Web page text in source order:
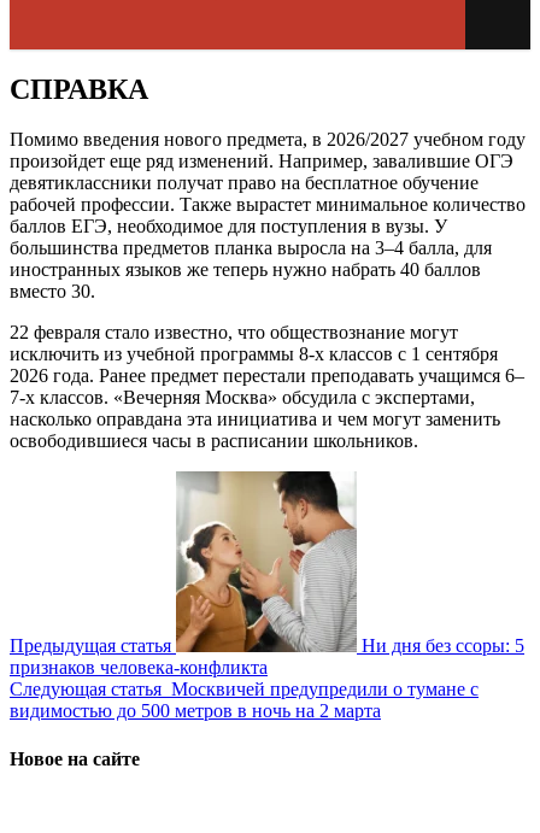
СПРАВКА
Помимо введения нового предмета, в 2026/2027 учебном году
произойдет еще ряд изменений. Например, завалившие ОГЭ
девятиклассники получат право на бесплатное обучение
рабочей профессии. Также вырастет минимальное количество
баллов ЕГЭ, необходимое для поступления в вузы. У
большинства предметов планка выросла на 3–4 балла, для
иностранных языков же теперь нужно набрать 40 баллов
вместо 30.
22 февраля стало известно, что обществознание могут
исключить из учебной программы 8-х классов с 1 сентября
2026 года. Ранее предмет перестали преподавать учащимся 6–
7-х классов. «Вечерняя Москва» обсудила с экспертами,
насколько оправдана эта инициатива и чем могут заменить
освободившиеся часы в расписании школьников.
Предыдущая статья
Ни дня без ссоры: 5
признаков человека-конфликта
Следующая статья Москвичей предупредили о тумане с
видимостью до 500 метров в ночь на 2 марта
Новое на сайте